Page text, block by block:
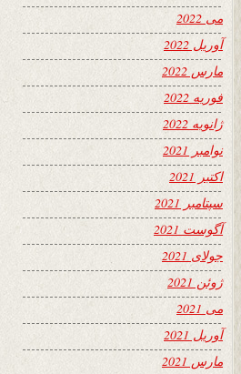
می 2022
آوریل 2022
مارس 2022
فوریه 2022
ژانویه 2022
نوامبر 2021
اکتبر 2021
سپتامبر 2021
آگوست 2021
جولای 2021
ژوئن 2021
می 2021
آوریل 2021
مارس 2021